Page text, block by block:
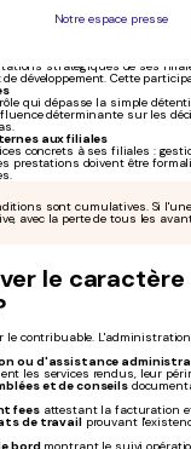
Notre espace presse
de la politique du
stratégiques de ses
développement. Cette
qui dépasse la simple
déterminante sur les
aux filiales
concrets à ses filiales :
prestations doivent être
sont cumulatives. Si
avec la perte de tous les
le
le contribuable.
ou d'assistance
les services rendus, leur
et de conseils
feesattestant la facturation
de travailprouvant